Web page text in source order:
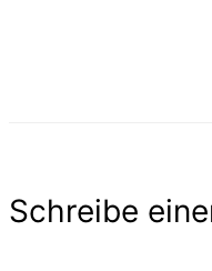
Schreibe